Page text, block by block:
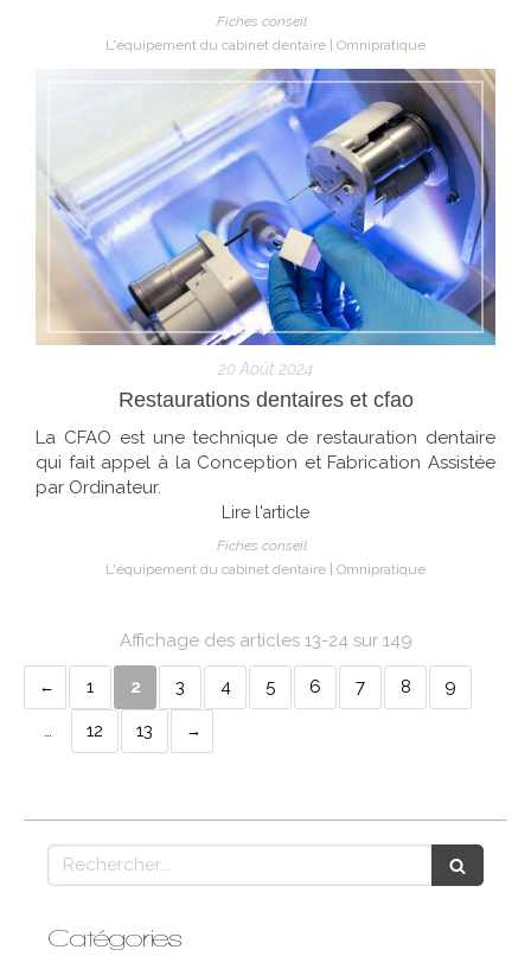
Fiches conseil
L'équipement du cabinet dentaire
Omnipratique
20 Août 2024
Restaurations dentaires et cfao
La CFAO est une technique de restauration dentaire
qui fait appel à la Conception et Fabrication Assistée
par Ordinateur.
Lire l'article
Fiches conseil
L'équipement du cabinet dentaire
Omnipratique
Affichage des articles 13-24 sur 149
1 2 3 4 5 6 7 8 9
12 13
Rechercher
Catégories